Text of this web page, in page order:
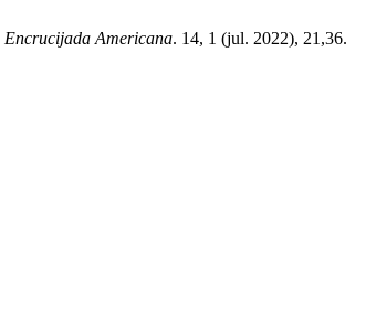
Encrucijada Americana. 14, 1 (jul. 2022), 21,36.